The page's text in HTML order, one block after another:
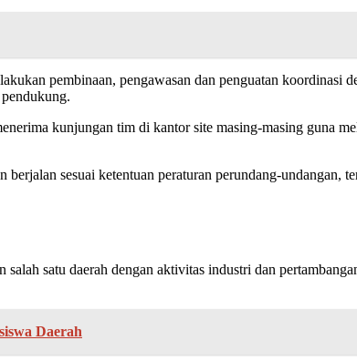
pembinaan, pengawasan dan penguatan koordinasi
kunjungan tim di kantor site masing-masing guna
sesuai ketentuan peraturan perundang-undangan,
satu daerah dengan aktivitas industri dan
Daerah